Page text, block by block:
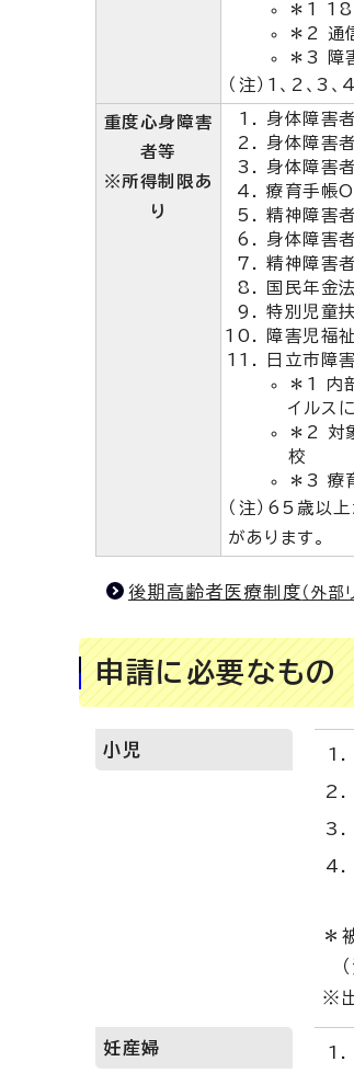
＊1 18
＊2 通
＊3 障
（注）1、2、3
重度心身障害
者等
※所得制限あ
り
身体障害
身体障害
身体障害
療育手帳
精神障害
身体障害
精神障害
国民年金
特別児童
障害児福
日立市障
＊1 内
イルス
＊2 対
校
＊3 療
（注）65歳以
があります。
後期高齢者医療制度 （外部
申請に必要なもの
小児
＊
（
※
妊産婦